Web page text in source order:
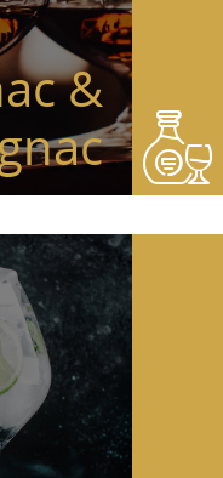
&